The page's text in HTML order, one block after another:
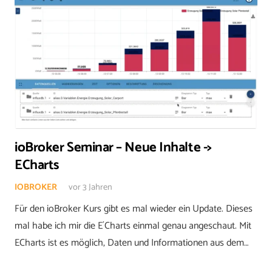
ioBroker Seminar – Neue Inhalte ->
ECharts
IOBROKER vor 3 Jahren
Für den ioBroker Kurs gibt es mal wieder ein Update. Dieses
mal habe ich mir die E´Charts einmal genau angeschaut. Mit
ECharts ist es möglich, Daten und Informationen aus dem…